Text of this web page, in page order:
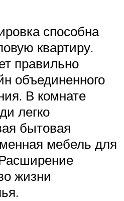
способна
квартиру.
правильно
объединенного
В комнате
легко
бытовая
мебель для
жизни